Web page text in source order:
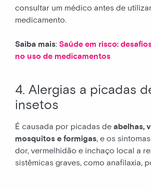
consultar um médico antes de
medicamento.
Saiba mais: Saúde em risco:
no uso de medicamentos
4. Alergias a picadas
insetos
É causada por picadas de abelhas,
mosquitos e formigas, e os
dor, vermelhidão e inchaço local a
sistêmicas graves, como anafilaxia,